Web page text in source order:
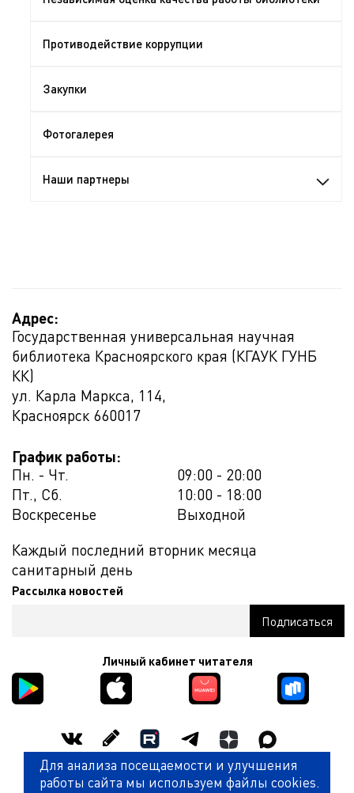
Противодействие коррупции
Закупки
Фотогалерея
Наши партнеры
Адрес:
Государственная универсальная научная
библиотека Красноярского края (КГАУК ГУНБ
КК)
ул. Карла Маркса, 114,
Красноярск 660017
График работы:
Пн. - Чт.
09:00 - 20:00
Пт., Сб.
10:00 - 18:00
Воскресенье
Выходной
Каждый последний вторник месяца
санитарный день
Рассылка новостей
Личный кабинет читателя
Оценить работу библиотеки
Для анализа посещаемости и улучшения
работы сайта мы используем файлы cookies.